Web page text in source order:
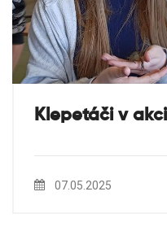
Klepetáči v akci
07.05.2025